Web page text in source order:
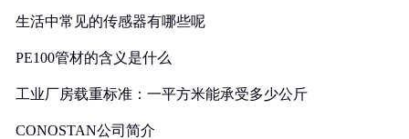
生活中常见的传感器有哪些呢
PE100管材的含义是什么
工业厂房载重标准：一平方米能承受多少公斤
CONOSTAN公司简介